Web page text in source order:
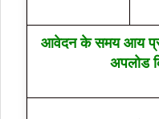
आवेदन के समय आय
अपलोड